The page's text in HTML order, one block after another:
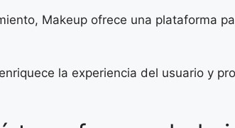
Makeup ofrece una plataforma
la experiencia del usuario y